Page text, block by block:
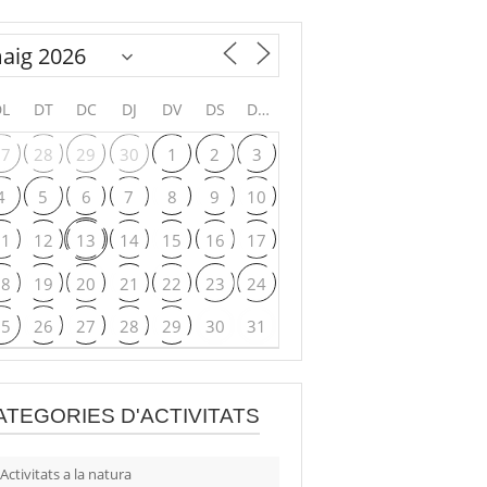
DT DC DJ DV DS DG
28 29 30 1 2
3
5 6 7 8 9
10
12 13 14 15 16
17
19 20 21 22 23
24
26 27 28 29 30 31
D'ACTIVITATS
Activitats a la natura